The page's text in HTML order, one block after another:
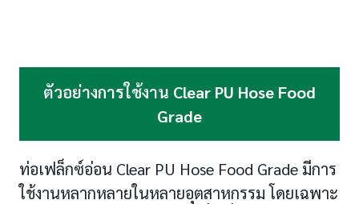
ตัวอย่างการใช้งาน Clear PU Hose Food
Grade
ท่อเฟล็กซ์อ่อน Clear PU Hose Food Grade มีการ
ใช้งานหลากหลายในหลายอุตสาหกรรม โดยเฉพาะ